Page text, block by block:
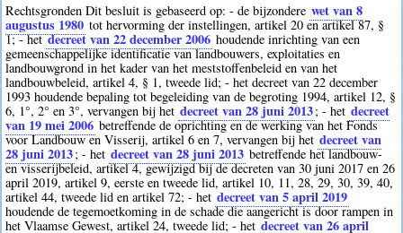
Rechtsgronden Dit besluit is gebaseerd op: - de bijzondere wet van 8
augustus 1980 tot hervorming der instellingen, artikel 20 en artikel 87, §
1; - hetdecreet van 22 december 2006 houdende inrichting van een
gemeenschappelijke identificatie van landbouwers, exploitaties en
landbouwgrond in het kader van het meststoffenbeleid en van het
landbouwbeleid, artikel 4, § 1, tweede lid; - het decreet van 22 december
1993 houdende bepaling tot begeleiding van de begroting 1994, artikel 12, §
6, 1°, 2° en 3°, vervangen bij het decreet van 28 juni 2013; - het decreet
van 19 mei 2006 betreffende de oprichting en de werking van het Fonds
voor Landbouw en Visserij, artikel 6 en 7, vervangen bij het decreet van
28 juni 2013; - het decreet van 28 juni 2013 betreffende het landbouw-
en visserijbeleid, artikel 4, gewijzigd bij de decreten van 30 juni 2017 en 26
april 2019, artikel 9, eerste en tweede lid, artikel 10, 11, 28, 29, 30, 39, 40,
artikel 44, tweede lid en artikel 72; - het decreet van 5 april 2019
houdende de tegemoetkoming in de schade die aangericht is door rampen in
het Vlaamse Gewest, artikel 24, tweede lid; - het decreet van 26 april